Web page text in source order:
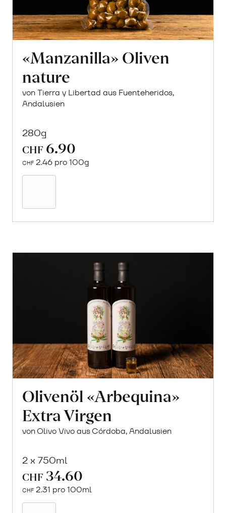
«Manzanilla» Oliven
nature
von Tierra y Libertad aus Fuenteheridos,
Andalusien
280g
CHF 6.90
CHF 2.46 pro 100g
Olivenöl «Arbequina»
Extra Virgen
von Olivo Vivo aus Córdoba, Andalusien
2 x 750ml
CHF 34.60
CHF 2.31 pro 100ml